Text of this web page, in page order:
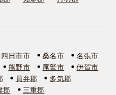
四日市市 桑名市
名張市
熊野市 尾鷲市
伊賀市
員弁郡
多気郡
郡 三重郡